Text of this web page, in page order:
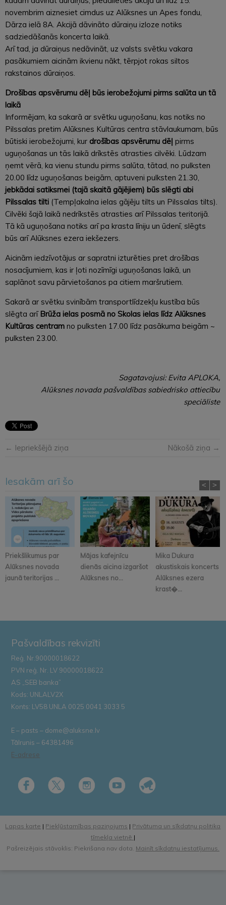
novembrim aiznesiet cimdus uz Alūksnes un Apes fondu,
Dārza ielā 8A. Akcijā dāvināto dūraiņu izloze notiks
sadziedāšanās koncerta laikā.
Arī tad, ja dūraiņus nedāvināt, uz valsts svētku vakara
pasākumiem aicinām ikvienu nākt, tērpjot rokas siltos
rakstainos dūraiņos.
Drošības apsvērumu dēļ būs ierobežojumi pirms salūta un tā
laikā
Informējam, ka sakarā ar svētku uguņošanu, kas notiks no
Pilssalas pretim Alūksnes Kultūras centra stāvlaukumam, būs
būtiski ierobežojumi, kur drošības apsvērumu dēļ pirms
uguņošanas un tās laikā drīkstēs atrasties cilvēki. Lūdzam
ņemt vērā, ka vienu stundu pirms salūta, tātad, no pulksten
20.00 līdz uguņošanas beigām, aptuveni pulksten 21.30,
jebkādai satiksmei (tajā skaitā gājējiem) būs slēgti abi
Pilssalas tilti (Tempļakalna ielas gājēju tilts un Pilssalas tilts).
Cilvēki šajā laikā nedrīkstēs atrasties arī Pilssalas teritorijā.
Tā kā uguņošana notiks arī pa krasta līniju un ūdenī, slēgts
būs arī Alūksnes ezera iekšezers.
Aicinām iedzīvotājus ar sapratni izturēties pret drošības
nosacījumiem, kas ir ļoti nozīmīgi uguņošanas laikā, un
saplānot savu pārvietošanos pa citiem maršrutiem.
Sakarā ar svētku svinībām transportlīdzekļu kustība būs
slēgta arīBrūža ielas posmā no Skolas ielas līdz Alūksnes
Kultūras centram no pulksten 17.00 līdz pasākuma beigām ~
pulksten 23.00.
Sagatavojusi: Evita APLOKA,
Alūksnes novada pašvaldības sabiedrisko attiecību
speciāliste
← Iepriekšējā ziņa Nākošā ziņa →
Iesakām arī šo
Priekšlikumus par
Alūksnes novada
jaunā teritorijas ...
Mājas kafejnīcu
dienās aicina izgaršot
Alūksnes no...
Mika Dukura
akustiskais koncerts
Alūksnes ezera
krast�...
< >
Pašvaldības rekvizīti
Reģ. Nr.90000018622
PVN reģ. Nr. LV 90000018622
AS „SEB banka”
Kods: UNLALV2X
Konts: LV58 UNLA 0025 0041 3033 5
E – pasts – dome@aluksne.lv
Tālrunis – 64381496
E-adrese
Lapas karte | Piekļūstamības paziņojums | Privātuma un sīkdatņu politika
tīmekļa vietnē |
Pašreizējais stāvoklis: Piekrišana nav dota. Mainīt sīkdatņu iestatījumus.